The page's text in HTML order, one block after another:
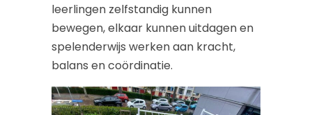
leerlingen zelfstandig kunnen
bewegen, elkaar kunnen uitdagen en
spelenderwijs werken aan kracht,
balans en coördinatie.